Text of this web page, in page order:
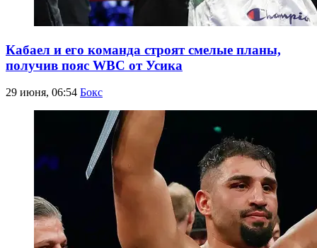
Кабаел и его команда строят смелые планы,
получив пояс WBC от Усика
29 июня, 06:54 Бокс